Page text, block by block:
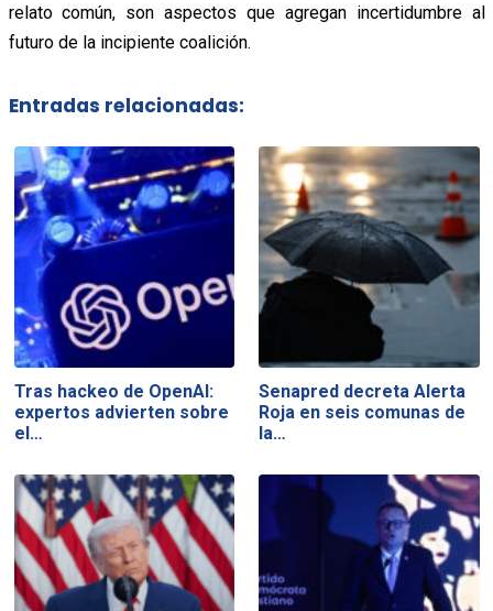
relato común, son aspectos que agregan incertidumbre al
futuro de la incipiente coalición.
Entradas relacionadas:
Tras hackeo de OpenAI:
expertos advierten sobre
el…
Senapred decreta Alerta
Roja en seis comunas de
la…